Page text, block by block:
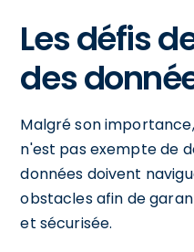
Les défis
des
Malgré son
n'est pas exempte de
données doivent
obstacles afin de
et sécurisée.